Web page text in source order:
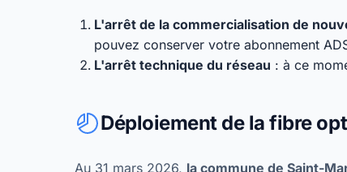
L'arrêt de la commercialisation de
pouvez conserver votre abonnement
L'arrêt technique du réseau : à ce
Déploiement de la fibre
Au 31 mars 2026, la commune de Saint-